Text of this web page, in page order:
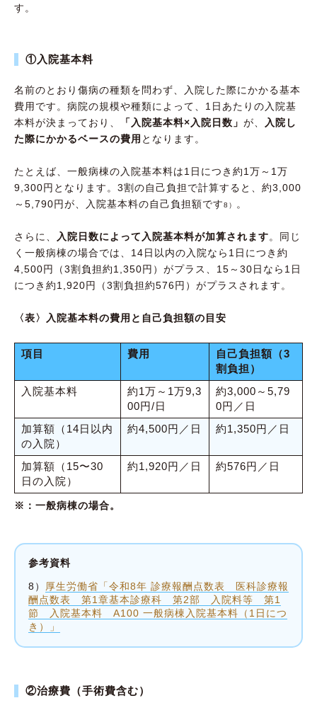
す。
①入院基本料
名前のとおり傷病の種類を問わず、入院した際にかかる基本
費用です。病院の規模や種類によって、1日あたりの入院基
本料が決まっており、
「入院基本料×入院日数」 が、
入院し
た際にかかるベースの費用 となります。
たとえば、一般病棟の入院基本料は1日につき約1万～1万
9,300円となります。3割の自己負担で計算すると、約3,000
～5,790円が、入院基本料の自己負担額です8） 。
さらに、 入院日数によって入院基本料が加算されます。同じ
く一般病棟の場合では、14日以内の入院なら1日につき約
4,500円（3割負担約1,350円）がプラス、15～30日なら1日
につき約1,920円（3割負担約576円）がプラスされます。
〈表〉入院基本料の費用と自己負担額の目安
項目 費用
自己負担額（3
割負担）
入院基本料
約1万～1万9,3
00円/日
約3,000～5,79
0円／日
加算額（14日以内
の入院）
約4,500円／日 約1,350円／日
加算額（15〜30
日の入院）
約1,920円／日 約576円／日
※：一般病棟の場合。
参考資料
8） 厚生労働省「令和8年 診療報酬点数表 医科診療報
酬点数表 第1章基本診療科 第2部 入院料等 第1
節 入院基本料 A100 一般病棟入院基本料（1日につ
き）」
②治療費（手術費含む）